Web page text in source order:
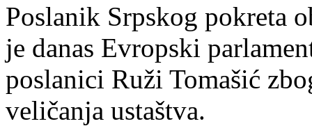
Poslanik Srpskog pokreta
je danas Evropski
poslanici Ruži Tomašić
veličanja ustaštva.